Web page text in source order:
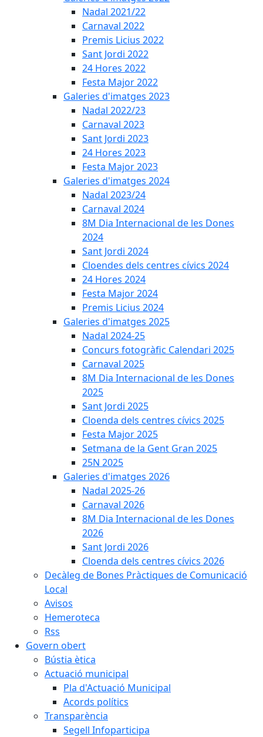
Nadal 2021/22
Carnaval 2022
Premis Licius 2022
Sant Jordi 2022
24 Hores 2022
Festa Major 2022
Galeries d'imatges 2023
Nadal 2022/23
Carnaval 2023
Sant Jordi 2023
24 Hores 2023
Festa Major 2023
Galeries d'imatges 2024
Nadal 2023/24
Carnaval 2024
8M Dia Internacional de les Dones
2024
Sant Jordi 2024
Cloendes dels centres cívics 2024
24 Hores 2024
Festa Major 2024
Premis Licius 2024
Galeries d'imatges 2025
Nadal 2024-25
Concurs fotogràfic Calendari 2025
Carnaval 2025
8M Dia Internacional de les Dones
2025
Sant Jordi 2025
Cloenda dels centres cívics 2025
Festa Major 2025
Setmana de la Gent Gran 2025
25N 2025
Galeries d'imatges 2026
Nadal 2025-26
Carnaval 2026
8M Dia Internacional de les Dones
2026
Sant Jordi 2026
Cloenda dels centres cívics 2026
Decàleg de Bones Pràctiques de Comunicació
Local
Avisos
Hemeroteca
Rss
Govern obert
Bústia ètica
Actuació municipal
Pla d'Actuació Municipal
Acords polítics
Transparència
Segell Infoparticipa